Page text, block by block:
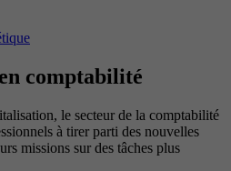
comptabilité
le secteur de la comptabilité
à tirer parti des nouvelles
missions sur des tâches plus